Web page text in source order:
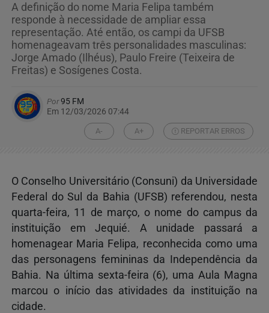
A definição do nome Maria Felipa também
responde à necessidade de ampliar essa
representação. Até então, os campi da UFSB
homenageavam três personalidades masculinas:
Jorge Amado (Ilhéus), Paulo Freire (Teixeira de
Freitas) e Sosígenes Costa.
Por95 FM
Em 12/03/2026 07:44
A- A+ REPORTAR ERROS
O Conselho Universitário (Consuni) da Universidade
Federal do Sul da Bahia (UFSB) referendou, nesta
quarta-feira, 11 de março, o nome do campus da
instituição em Jequié. A unidade passará a
homenagear Maria Felipa, reconhecida como uma
das personagens femininas da Independência da
Bahia. Na última sexta-feira (6), uma Aula Magna
marcou o início das atividades da instituição na
cidade.